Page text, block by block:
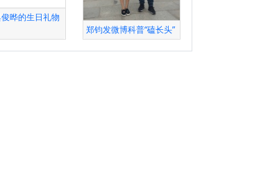
晔的生日礼物
郑钧发微博科普“磕长头”